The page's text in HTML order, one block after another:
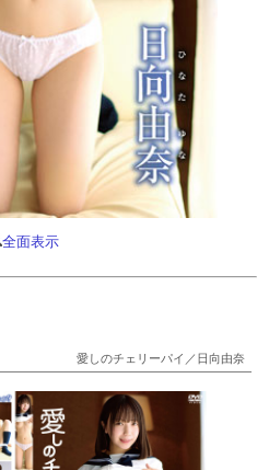
全面表示
愛しのチェリーパイ／日向由奈